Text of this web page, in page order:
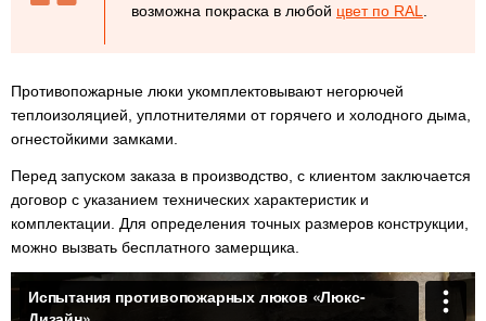
возможна покраска в любой цвет по RAL
Противопожарные люки укомплектовывают негорючей
теплоизоляцией, уплотнителями от горячего и холодного дыма,
огнестойкими замками.
Перед запуском заказа в производство, с клиентом заключается
договор с указанием технических характеристик и
комплектации. Для определения точных размеров конструкции,
можно вызвать бесплатного замерщика.